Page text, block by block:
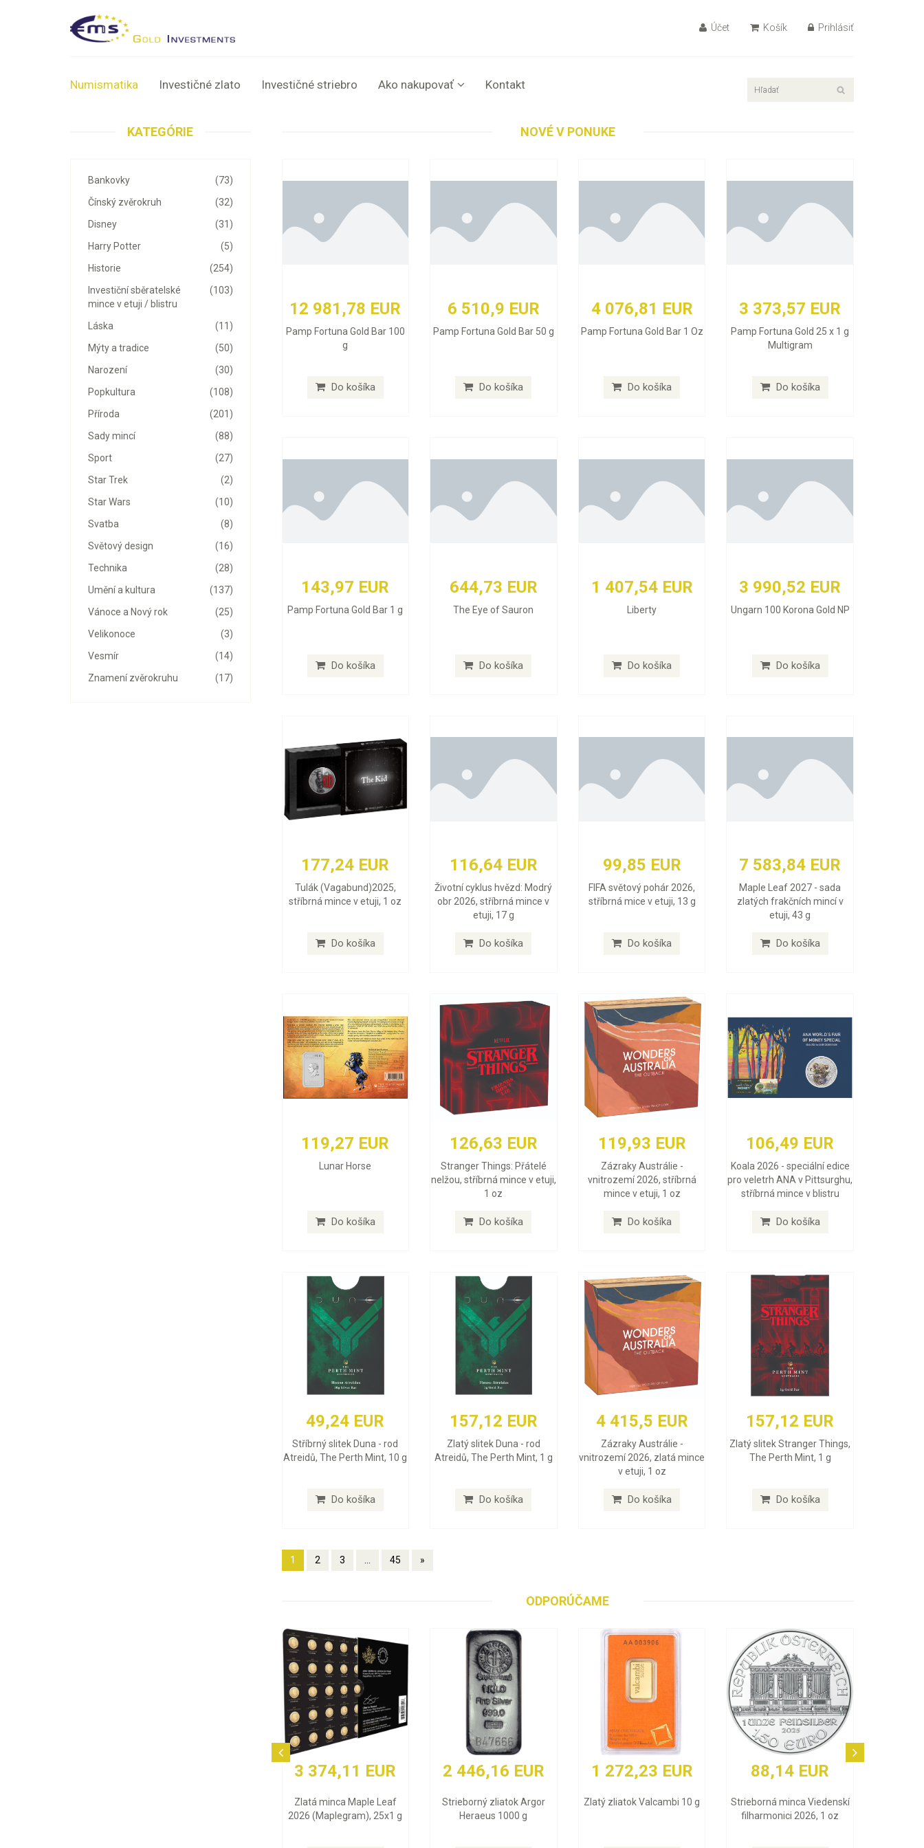
Účet Košík Prihlásiť
Numismatika Investičné zlato Investičné striebro Ako nakupovať Kontakt
KATEGÓRIE
(73)
Bankovky
(32)
Čínský zvěrokruh
(31)
Disney
(5)
Harry Potter
(254)
Historie
(103)
Investiční sběratelské
mince v etuji / blistru
(11)
Láska
(50)
Mýty a tradice
(30)
Narození
(108)
Popkultura
(201)
Příroda
(88)
Sady mincí
(27)
Sport
(2)
Star Trek
(10)
Star Wars
(8)
Svatba
(16)
Světový design
(28)
Technika
(137)
Umění a kultura
(25)
Vánoce a Nový rok
(3)
Velikonoce
(14)
Vesmír
(17)
Znamení zvěrokruhu
NOVÉ V PONUKE
12 981,78 EUR
Pamp Fortuna Gold Bar 100
g
Do košíka
6 510,9 EUR
Pamp Fortuna Gold Bar 50 g
Do košíka
4 076,81 EUR
Pamp Fortuna Gold Bar 1 Oz
Do košíka
3 373,57 EUR
Pamp Fortuna Gold 25 x 1 g
Multigram
Do košíka
143,97 EUR
Pamp Fortuna Gold Bar 1 g
Do košíka
644,73 EUR
The Eye of Sauron
Do košíka
1 407,54 EUR
Liberty
Do košíka
3 990,52 EUR
Ungarn 100 Korona Gold NP
Do košíka
177,24 EUR
Tulák (Vagabund)2025,
stříbrná mince v etuji, 1 oz
Do košíka
116,64 EUR
Životní cyklus hvězd: Modrý
obr 2026, stříbrná mince v
etuji, 17 g
Do košíka
99,85 EUR
FIFA světový pohár 2026,
stříbrná mice v etuji, 13 g
Do košíka
7 583,84 EUR
Maple Leaf 2027 - sada
zlatých frakčních mincí v
etuji, 43 g
Do košíka
119,27 EUR
Lunar Horse
Do košíka
126,63 EUR
Stranger Things: Přátelé
nelžou, stříbrná mince v etuji,
1 oz
Do košíka
119,93 EUR
Zázraky Austrálie -
vnitrozemí 2026, stříbrná
mince v etuji, 1 oz
Do košíka
106,49 EUR
Koala 2026 - speciální edice
pro veletrh ANA v Pittsurghu,
stříbrná mince v blistru
Do košíka
49,24 EUR
Stříbrný slitek Duna - rod
Atreidů, The Perth Mint, 10 g
Do košíka
157,12 EUR
Zlatý slitek Duna - rod
Atreidů, The Perth Mint, 1 g
Do košíka
4 415,5 EUR
Zázraky Austrálie -
vnitrozemí 2026, zlatá mince
v etuji, 1 oz
Do košíka
157,12 EUR
Zlatý slitek Stranger Things,
The Perth Mint, 1 g
Do košíka
1 2 3 ... 45 »
ODPORÚČAME
2 446,16 EUR
Strieborný zliatok Argor
Heraeus 1000 g
1 272,23 EUR
Zlatý zliatok Valcambi 10 g
88,14 EUR
Strieborná minca Viedenskí
3 858,79 EUR
Zlatý zliatok Argor Heraeus 1
Oz